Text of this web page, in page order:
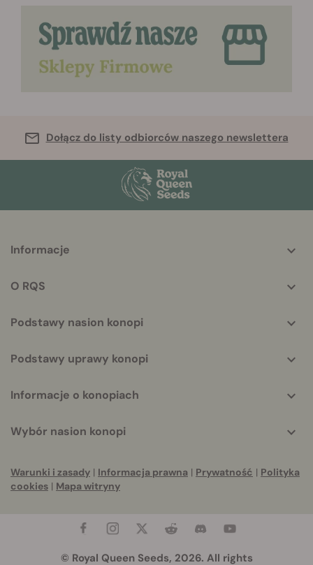
Dołącz do listy odbiorców naszego newslettera
helpful
Informacje
O RQS
Podstawy nasion konopi
Podstawy uprawy konopi
Informacje o konopiach
Wybór nasion konopi
Warunki i zasady | Informacja prawna | Prywatność | Polityka
cookies | Mapa witryny
© Royal Queen Seeds, 2026. All rights